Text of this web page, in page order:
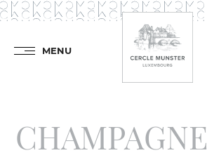
MENU
CHAMPAGNE